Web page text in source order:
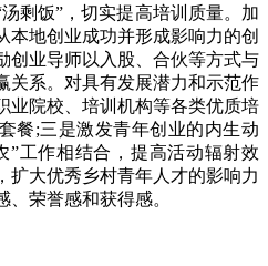
剩饭”，切实提高培训质量。加
本地创业成功并形成影响力的创
创业导师以入股、合伙等方式与
关系。对具有发展潜力和示范作
业院校、培训机构等各类优质培
餐;三是激发青年创业的内生动
”工作相结合，提高活动辐射效
扩大优秀乡村青年人才的影响力
荣誉感和获得感。